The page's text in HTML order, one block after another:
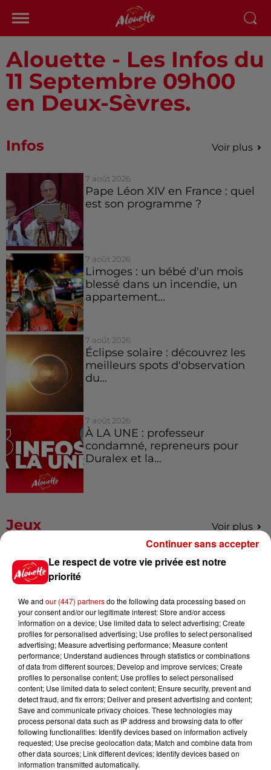
Alouette - Les Infos du
11 Septembre 09h00
en Deux-Sèvres.
Infos Voir plus
7 août 2026
Pape Léon XIV en France : quel
est son programme ?
7 août 2026
Limoges : un bébé d'un mois
blessé dans un incendie, un
appartement...
7 août 2026
Éclipse solaire : découvrez les
meilleurs spots d'observation
du...
7 août 2026
À LA UNE : professeur
condamné, repreneurs pour
Duralex et la...
Jeux Voir plus
Gagnez vos places pour le
festival Marché Gourmand 2026
Le Duel - Gagnez vos entrées
pour l'un des zoos de nos
régions !
Destination Vacances - Gagnez
votre séjour en famille au cœur
de la...
Le respect de votre vie privée est notre
priorité
We and our (447) partnersdo the following data processing based on
your consent and/or our legitimate interest: Store and/or access
information on a device; Use limited data to select advertising; Create
profiles for personalised advertising; Use profiles to select personalised
advertising; Measure advertising performance; Measure content
performance; Understand audiences through statistics or combinations
of data from different sources; Develop and improve services; Create
profiles to personalise content; Use profiles to select personalised
content; Use limited data to select content; Ensure security, prevent and
detect fraud, and fix errors; Deliver and present advertising and content;
Save and communicate privacy choices. These technologies may
process personal data such as IP address and browsing data to offer
following functionalities: Identify devices based on information actively
requested; Use precise geolocation data; Match and combine data from
other data sources; Link different devices; Identify devices based on
information transmitted automatically.
Continuer sans accepter